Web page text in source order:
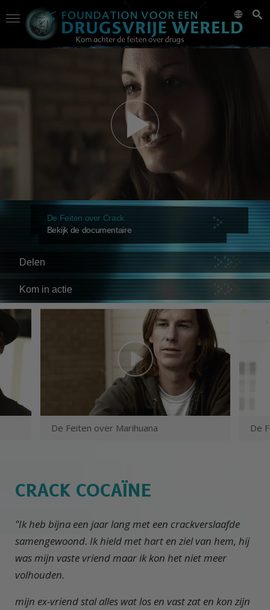
De Feiten over Crack
Bekijk de documentaire
Delen
Kom in actie
De Feiten over Marihuana De
CRACK COCAÏNE
"Ik heb bijna een jaar lang met een crackverslaafde
samengewoond. Ik hield met hart en ziel van hem, hij
was mijn vaste vriend maar ik kon het niet meer
volhouden.
mijn ex-vriend stal alles wat los en vast zat en kon zijn